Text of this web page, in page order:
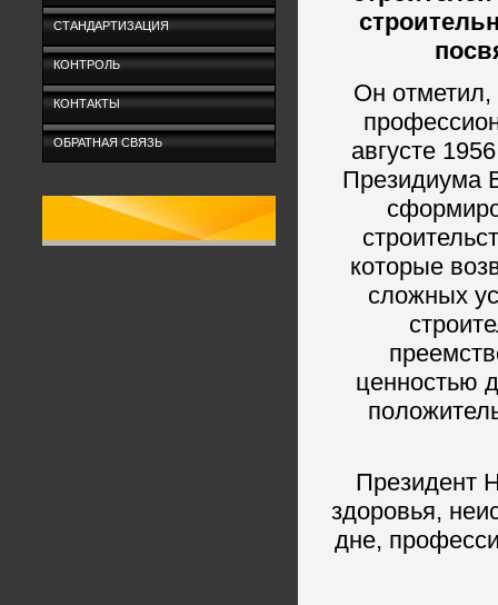
СТАНДАРТИЗАЦИЯ
КОНТРОЛЬ
КОНТАКТЫ
ОБРАТНАЯ СВЯЗЬ
Он отметил,
августе
Президиума
которые
сложных
ценностью
Президент
здоровья,
дне,